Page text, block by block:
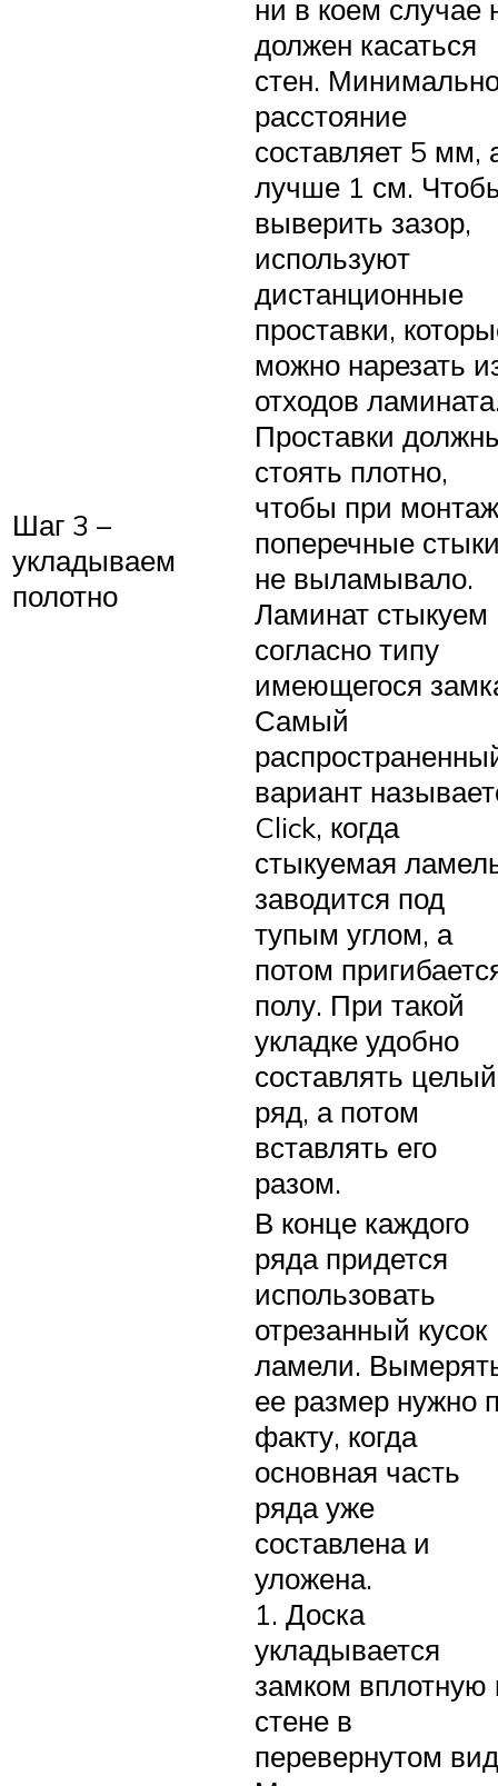
Шаг 3 –
укладываем
полотно
ни в коем случае
должен касаться
стен.
расстояние
составляет 5 мм,
лучше 1 см.
выверить зазор,
используют
дистанционные
проставки,
можно нарезать
отходов
Проставки
стоять плотно,
чтобы при
поперечные
не выламывало.
Ламинат стыкуем
согласно типу
имеющегося
Самый
вариант
Click, когда
стыкуемая
заводится под
тупым углом, а
потом
полу. При такой
укладке удобно
составлять целый
ряд, а потом
вставлять его
разом.
В конце каждого
ряда придется
использовать
отрезанный кусок
ламели.
ее размер нужно
факту, когда
основная часть
ряда уже
составлена и
уложена.
1. Доска
укладывается
замком вплотную
стене в
перевернутом